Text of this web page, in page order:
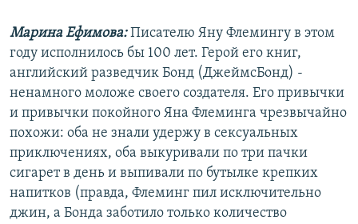
Марина Ефимова:Писателю Яну Флемингу в этом
году исполнилось бы 100 лет. Герой его книг,
английский разведчик Бонд (ДжеймсБонд) -
ненамного моложе своего создателя. Его привычки
и привычки покойного Яна Флеминга чрезвычайно
похожи: оба не знали удержу в сексуальных
приключениях, оба выкуривали по три пачки
сигарет в день и выпивали по бутылке крепких
напитков (правда, Флеминг пил исключительно
джин, а Бонда заботило только количество